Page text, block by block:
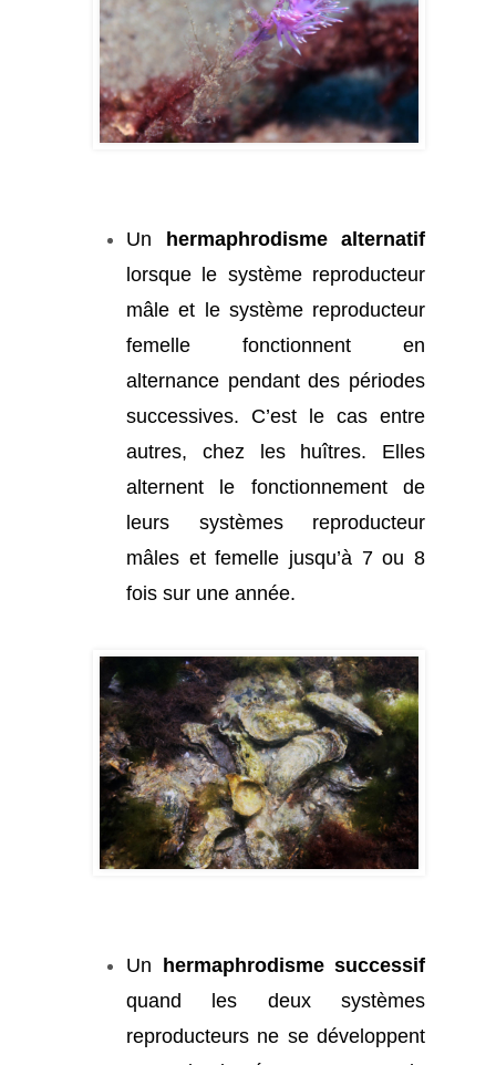
Un hermaphrodisme alternatif
lorsque le système reproducteur
mâle et le système reproducteur
femelle fonctionnent en
alternance pendant des périodes
successives. C’est le cas entre
autres, chez les huîtres. Elles
alternent le fonctionnement de
leurs systèmes reproducteur
mâles et femelle jusqu’à 7 ou 8
fois sur une année.
Un hermaphrodisme successif
quand les deux systèmes
reproducteurs ne se développent